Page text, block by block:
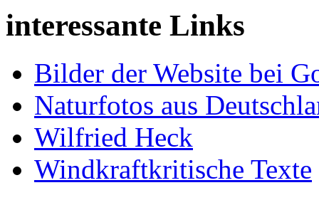
interessante Links
Bilder der Website bei
Naturfotos aus
Wilfried Heck
Windkraftkritische Texte